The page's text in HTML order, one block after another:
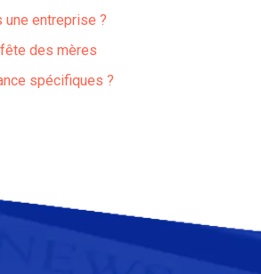
une entreprise ?
des mères
spécifiques ?